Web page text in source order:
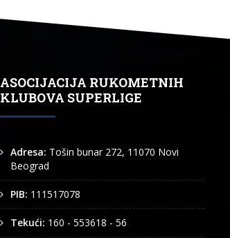
ASOCIJACIJA RUKOMETNIH
KLUBOVA SUPERLIGE
Adresa: Tošin bunar 272, 11070 Novi
Beograd
PIB: 111517078
Tekući: 160 - 553618 - 56